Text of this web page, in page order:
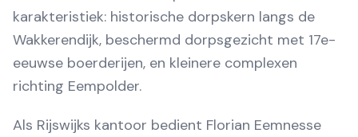
karakteristiek: historische dorpskern langs de
Wakkerendijk, beschermd dorpsgezicht met 17e-
eeuwse boerderijen, en kleinere complexen
richting Eempolder.
Als Rijswijks kantoor bedient Florian Eemnesse